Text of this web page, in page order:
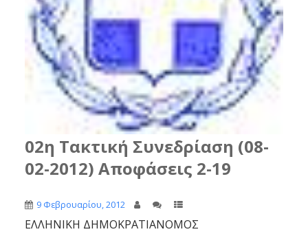
02η Τακτική Συνεδρίαση (08-
02-2012) Αποφάσεις 2-19
9 Φεβρουαρίου, 2012
ΕΛΛΗΝΙΚΗ ΔΗΜΟΚΡΑΤΙΑΝΟΜΟΣ